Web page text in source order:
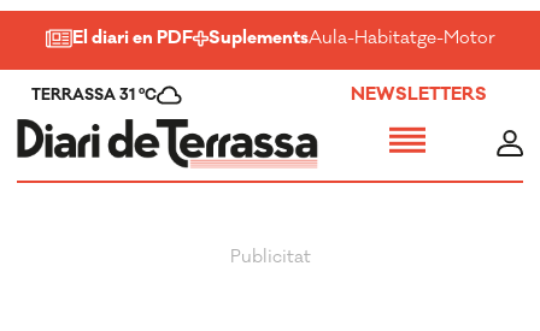
El diari en PDF SuplementsAula-Habitatge-Motor-
TERRASSA 31 ºC NEWSLETTERS